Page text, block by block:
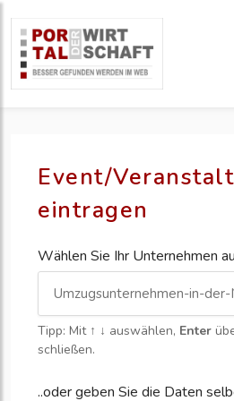
Event/
eintragen
Wählen Sie Ihr Unternehmen
Tipp: Mit ↑ ↓ auswählen, Enter
schließen.
..oder geben Sie die Daten